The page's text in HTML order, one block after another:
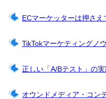
ECマーケッターは押さえ
TikTokマーケティングノ
正しい「A/Bテスト」の
オウンドメディア・コン